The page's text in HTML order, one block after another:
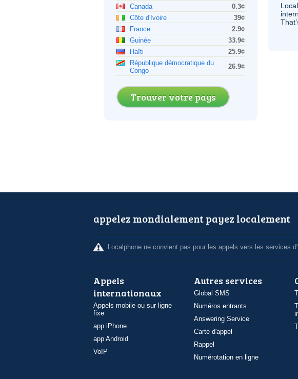
Canada
0.3¢
Côte d'Ivoire
39¢
France
2.9¢
Guinée
33.9¢
Haïti
25.9¢
République démocratique du
Congo
26.9¢
Trouver votre pays
appelez mondialement payez localement
Localphone ne convient pas pour les appels vers les services
Appels
internationaux
Appels mobile ou sur ligne
fixe
app iPhone
app Android
VoIP
Autres services
Global SMS
Numéros entrants
Answering Service
Carte d'appel
Rappel
Numérotation en ligne